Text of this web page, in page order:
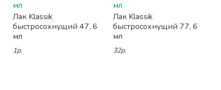
Лак Klassik
быстросохнущий 47, 6
мл
1р.
Лак Klassik
быстросохнущий 77, 6
мл
32р.